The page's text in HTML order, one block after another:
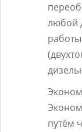
любой
путём